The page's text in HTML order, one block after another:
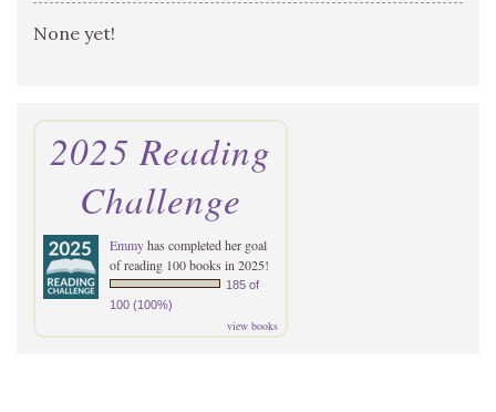
None yet!
2025 Reading
Challenge
Emmyhas completed her goal
of reading 100 books in 2025!
185 of
100 (100%)
view books